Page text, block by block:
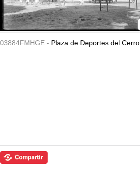
03884FMHGE - Plaza de Deportes del Cerro.